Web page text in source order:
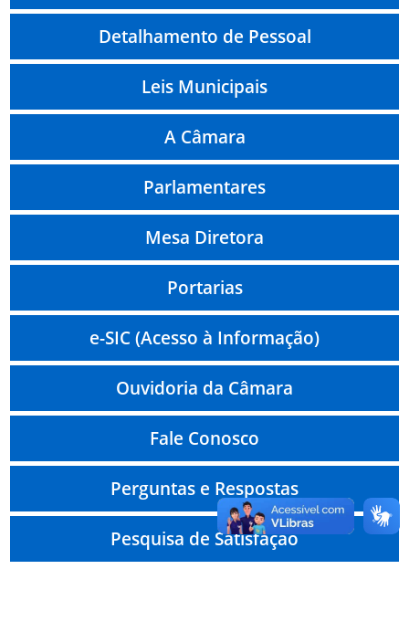
Detalhamento de Pessoal
Leis Municipais
A Câmara
Parlamentares
Mesa Diretora
Portarias
e-SIC (Acesso à Informação)
Ouvidoria da Câmara
Fale Conosco
Perguntas e Respostas
Pesquisa de Satisfação